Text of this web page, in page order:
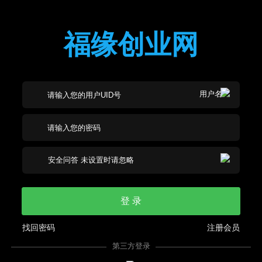
福缘创业网
登 录
注册会员
找回密码
第三方登录